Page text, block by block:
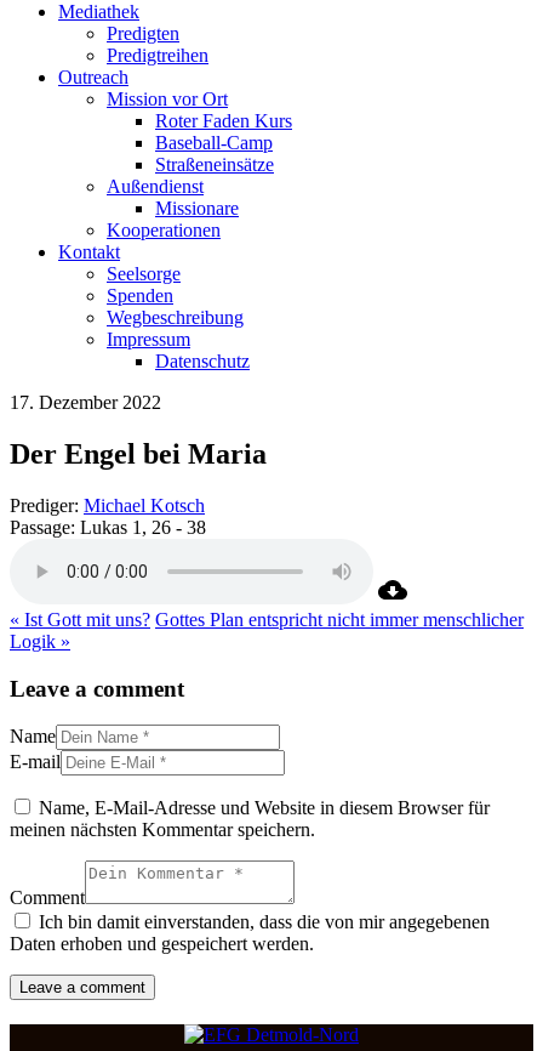
Mediathek
Predigten
Predigtreihen
Outreach
Mission vor Ort
Roter Faden Kurs
Baseball-Camp
Straßeneinsätze
Außendienst
Missionare
Kooperationen
Kontakt
Seelsorge
Spenden
Wegbeschreibung
Impressum
Datenschutz
17. Dezember 2022
Der Engel bei Maria
Prediger: Michael Kotsch
Passage: Lukas 1, 26 - 38
« Ist Gott mit uns? Gottes Plan entspricht nicht immer menschlicher
Logik »
Leave a comment
Name
E-mail
Name, E-Mail-Adresse und Website in diesem Browser für
meinen nächsten Kommentar speichern.
Comment
Ich bin damit einverstanden, dass die von mir angegebenen
Daten erhoben und gespeichert werden.